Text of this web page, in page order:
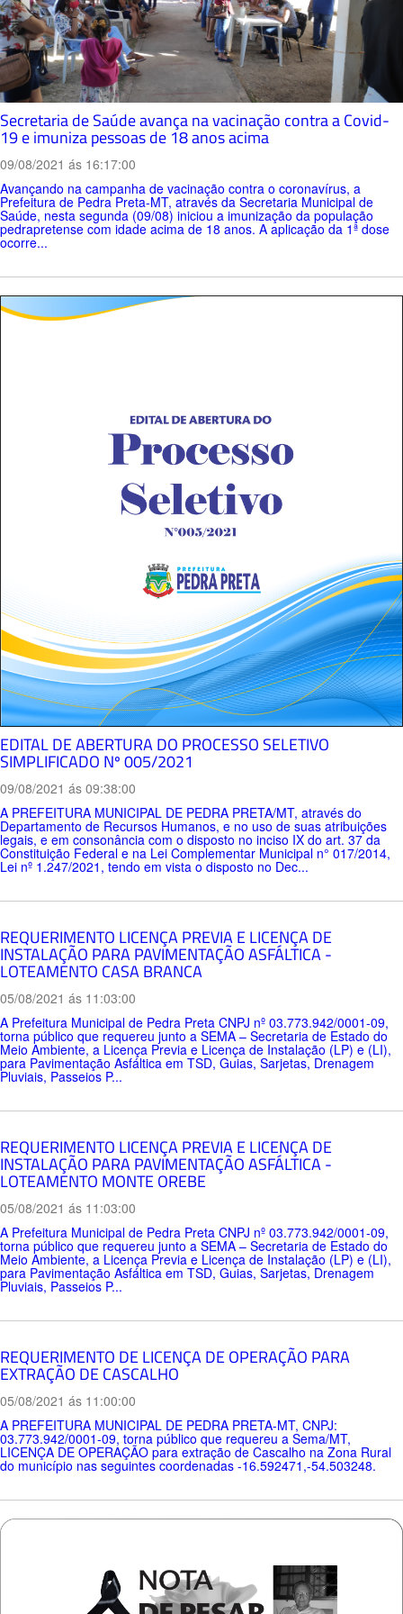
Secretaria de Saúde avança na vacinação contra a Covid-
19 e imuniza pessoas de 18 anos acima
09/08/2021 ás 16:17:00
Avançando na campanha de vacinação contra o coronavírus, a
Prefeitura de Pedra Preta-MT, através da Secretaria Municipal de
Saúde, nesta segunda (09/08) iniciou a imunização da população
pedrapretense com idade acima de 18 anos. A aplicação da 1ª dose
ocorre...
EDITAL DE ABERTURA DO PROCESSO SELETIVO
SIMPLIFICADO Nº 005/2021
09/08/2021 ás 09:38:00
A PREFEITURA MUNICIPAL DE PEDRA PRETA/MT, através do
Departamento de Recursos Humanos, e no uso de suas atribuições
legais, e em consonância com o disposto no inciso IX do art. 37 da
Constituição Federal e na Lei Complementar Municipal n° 017/2014,
Lei nº 1.247/2021, tendo em vista o disposto no Dec...
REQUERIMENTO LICENÇA PREVIA E LICENÇA DE
INSTALAÇÃO PARA PAVIMENTAÇÃO ASFÁLTICA -
LOTEAMENTO CASA BRANCA
05/08/2021 ás 11:03:00
A Prefeitura Municipal de Pedra Preta CNPJ nº 03.773.942/0001-09,
torna público que requereu junto a SEMA – Secretaria de Estado do
Meio Ambiente, a Licença Previa e Licença de Instalação (LP) e (LI),
para Pavimentação Asfáltica em TSD, Guias, Sarjetas, Drenagem
Pluviais, Passeios P...
REQUERIMENTO LICENÇA PREVIA E LICENÇA DE
INSTALAÇÃO PARA PAVIMENTAÇÃO ASFÁLTICA -
LOTEAMENTO MONTE OREBE
05/08/2021 ás 11:03:00
A Prefeitura Municipal de Pedra Preta CNPJ nº 03.773.942/0001-09,
torna público que requereu junto a SEMA – Secretaria de Estado do
Meio Ambiente, a Licença Previa e Licença de Instalação (LP) e (LI),
para Pavimentação Asfáltica em TSD, Guias, Sarjetas, Drenagem
Pluviais, Passeios P...
REQUERIMENTO DE LICENÇA DE OPERAÇÃO PARA
EXTRAÇÃO DE CASCALHO
05/08/2021 ás 11:00:00
A PREFEITURA MUNICIPAL DE PEDRA PRETA-MT, CNPJ:
03.773.942/0001-09, torna público que requereu a Sema/MT,
LICENÇA DE OPERAÇÃO para extração de Cascalho na Zona Rural
do município nas seguintes coordenadas -16.592471,-54.503248.